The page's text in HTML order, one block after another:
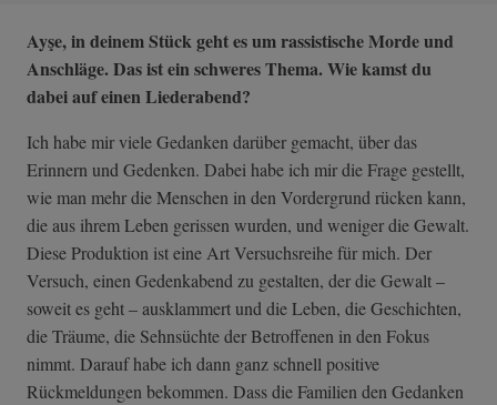
Ayşe, in deinem Stück geht es um rassistische Morde und
Anschläge. Das ist ein schweres Thema. Wie kamst du
dabei auf einen Liederabend?
Ich habe mir viele Gedanken darüber gemacht, über das
Erinnern und Gedenken. Dabei habe ich mir die Frage gestellt,
wie man mehr die Menschen in den Vordergrund rücken kann,
die aus ihrem Leben gerissen wurden, und weniger die Gewalt.
Diese Produktion ist eine Art Versuchsreihe für mich. Der
Versuch, einen Gedenkabend zu gestalten, der die Gewalt –
soweit es geht – ausklammert und die Leben, die Geschichten,
die Träume, die Sehnsüchte der Betroffenen in den Fokus
nimmt. Darauf habe ich dann ganz schnell positive
Rückmeldungen bekommen. Dass die Familien den Gedanken